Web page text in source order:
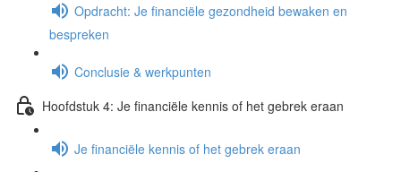
Opdracht: Je financiële gezondheid bewaken en
bespreken
Conclusie & werkpunten
Hoofdstuk 4: Je financiële kennis of het gebrek eraan
Je financiële kennis of het gebrek eraan